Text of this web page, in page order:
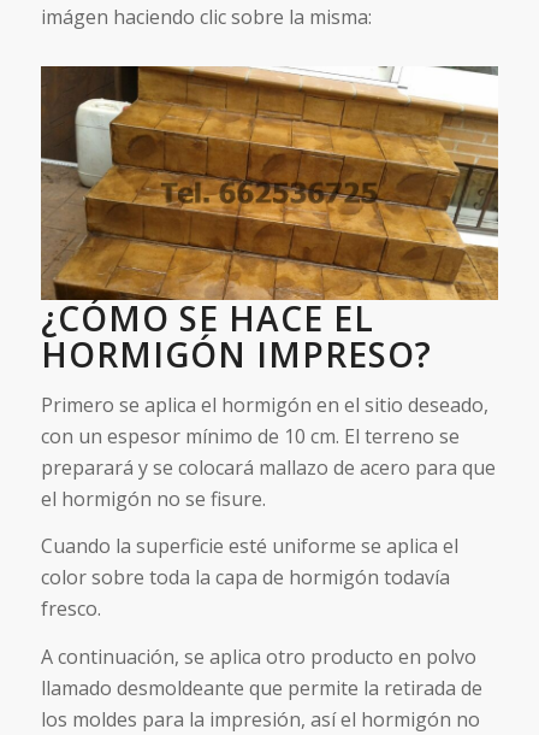
imágen haciendo clic sobre la misma:
¿CÓMO SE HACE EL
HORMIGÓN IMPRESO?
Primero se aplica el hormigón en el sitio deseado,
con un espesor mínimo de 10 cm. El terreno se
preparará y se colocará mallazo de acero para que
el hormigón no se fisure.
Cuando la superficie esté uniforme se aplica el
color sobre toda la capa de hormigón todavía
fresco.
A continuación, se aplica otro producto en polvo
llamado desmoldeante que permite la retirada de
los moldes para la impresión, así el hormigón no